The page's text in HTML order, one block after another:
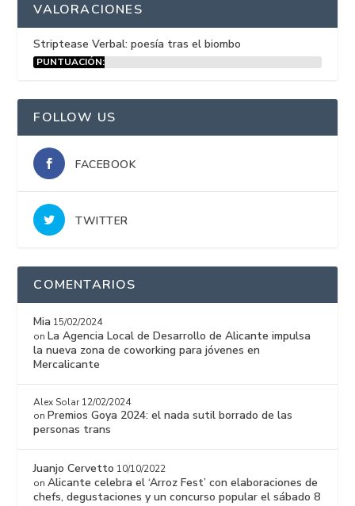
VALORACIONES
Striptease Verbal: poesía tras el biombo
PUNTUACIÓN:
FOLLOW US
FACEBOOK
TWITTER
COMENTARIOS
Mia 15/02/2024
on La Agencia Local de Desarrollo de Alicante impulsa
la nueva zona de coworking para jóvenes en
Mercalicante
Alex Solar 12/02/2024
on Premios Goya 2024: el nada sutil borrado de las
personas trans
Juanjo Cervetto 10/10/2022
onAlicante celebra el ‘Arroz Fest’ con elaboraciones de
chefs, degustaciones y un concurso popular el sábado 8